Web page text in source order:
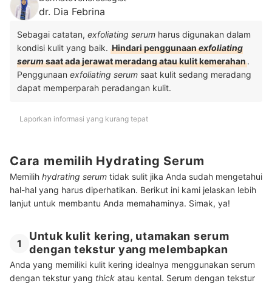
dr. Dia Febrina
Sebagai catatan, exfoliating serum harus digunakan dalam
kondisi kulit yang baik. Hindari penggunaanexfoliating
serumsaat ada jerawat meradang atau kulit kemerahan.
Penggunaan exfoliating serum saat kulit sedang meradang
dapat memperparah peradangan kulit.
Laporkan informasi yang kurang tepat
Cara memilih Hydrating Serum
Memilih hydrating serum tidak sulit jika Anda sudah mengetahui
hal-hal yang harus diperhatikan. Berikut ini kami jelaskan lebih
lanjut untuk membantu Anda memahaminya. Simak, ya!
1
Untuk kulit kering, utamakan serum
dengan tekstur yang melembapkan
Anda yang memiliki kulit kering idealnya menggunakan serum
dengan tekstur yang thick atau kental. Serum dengan tekstur